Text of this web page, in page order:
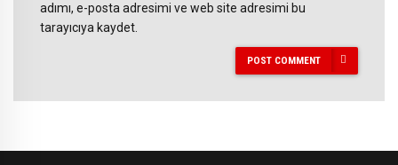
adımı, e-posta adresimi ve web site adresimi bu
tarayıcıya kaydet.
POST COMMENT